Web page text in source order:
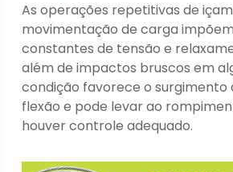
As operações repetitivas de
movimentação de carga
constantes de tensão e
além de impactos bruscos em
condição favorece o surgimento
flexão e pode levar ao
houver controle adequado.